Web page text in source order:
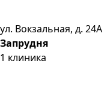
ул. Вокзальная, д. 24А
Запрудня
1 клиника